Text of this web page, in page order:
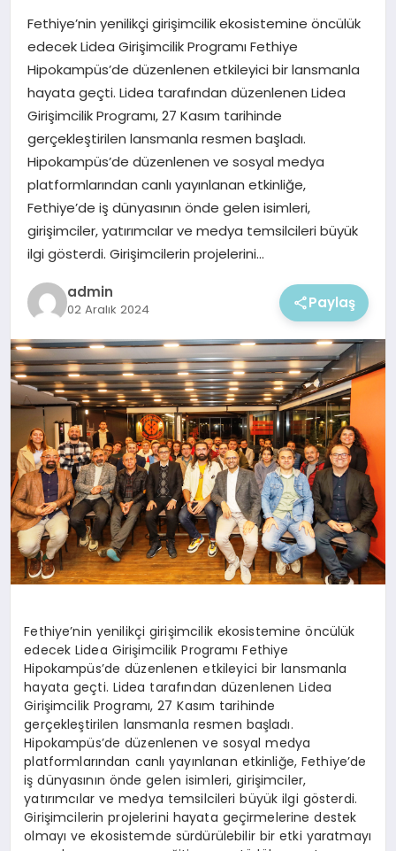
EKONOMI
MAGAZIN
Fethiye’nin yenilikçi girişimcilik ekosistemine öncülük
edecek Lidea Girişimcilik Programı Fethiye
Hipokampüs’de düzenlenen etkileyici bir lansmanla
hayata geçti. Lidea tarafından düzenlenen Lidea
Girişimcilik Programı, 27 Kasım tarihinde
gerçekleştirilen lansmanla resmen başladı.
Hipokampüs’de düzenlenen ve sosyal medya
platformlarından canlı yayınlanan etkinliğe,
Fethiye’de iş dünyasının önde gelen isimleri,
girişimciler, yatırımcılar ve medya temsilcileri büyük
ilgi gösterdi. Girişimcilerin projelerini…
admin
02 Aralık 2024 Paylaş
Fethiye’nin yenilikçi girişimcilik ekosistemine öncülük
edecek Lidea Girişimcilik Programı Fethiye
Hipokampüs’de düzenlenen etkileyici bir lansmanla
hayata geçti. Lidea tarafından düzenlenen Lidea
Girişimcilik Programı, 27 Kasım tarihinde
gerçekleştirilen lansmanla resmen başladı.
Hipokampüs’de düzenlenen ve sosyal medya
platformlarından canlı yayınlanan etkinliğe, Fethiye’de
iş dünyasının önde gelen isimleri, girişimciler,
yatırımcılar ve medya temsilcileri büyük ilgi gösterdi.
Girişimcilerin projelerini hayata geçirmelerine destek
olmayı ve ekosistemde sürdürülebilir bir etki yaratmayı